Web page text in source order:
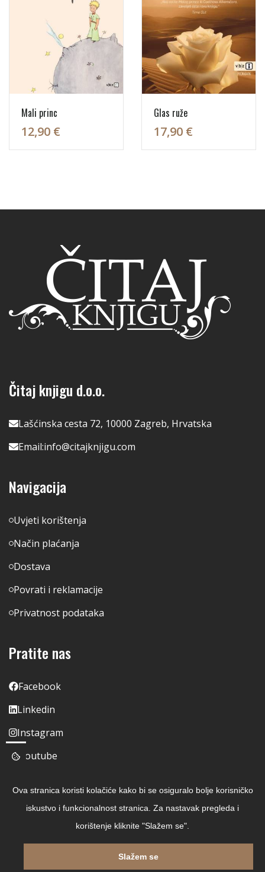
Mali princ
12,90 €
Glas ruže
17,90 €
Čitaj knjigu d.o.o.
Lašćinska cesta 72, 10000 Zagreb, Hrvatska
Email:info@citajknjigu.com
Navigacija
Uvjeti korištenja
Način plaćanja
Dostava
Povrati i reklamacije
Privatnost podataka
Pratite nas
Facebook
Linkedin
Instagram
Youtube
Ova stranica koristi kolačiće kako bi se osiguralo bolje korisničko
iskustvo i funkcionalnost stranica. Za nastavak pregleda i
korištenje kliknite "Slažem se".
Slažem se